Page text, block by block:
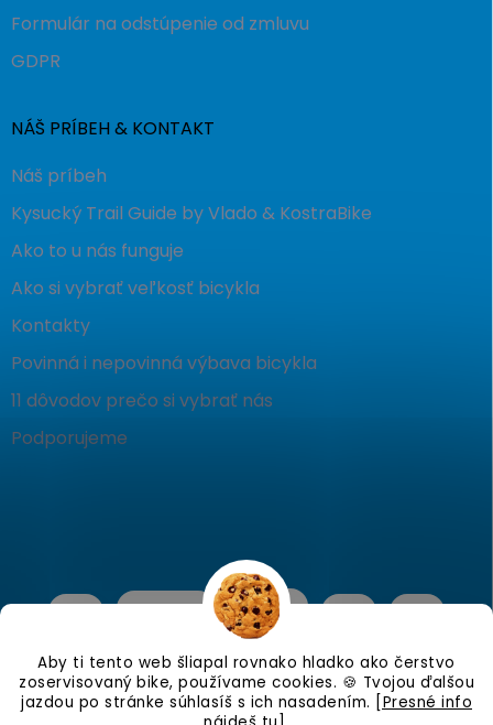
Aby ti tento web šliapal rovnako hladko ako čerstvo
zoservisovaný bike, používame cookies. 🍪 Tvojou ďalšou
jazdou po stránke súhlasíš s ich nasadením. [Presné info
Formulár na odstúpenie od zmluvu
GDPR
NÁŠ PRÍBEH & KONTAKT
Náš príbeh
Kysucký Trail Guide by Vlado & KostraBike
Ako to u nás funguje
Ako si vybrať veľkosť bicykla
Kontakty
Povinná i nepovinná výbava bicykla
11 dôvodov prečo si vybrať nás
Podporujeme